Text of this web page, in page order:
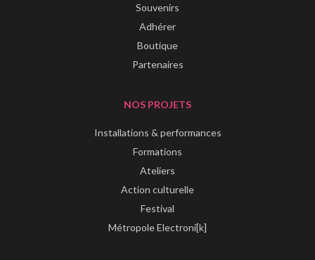
Souvenirs
Adhérer
Boutique
Partenaires
NOS PROJETS
Installations & performances
Formations
Ateliers
Action culturelle
Festival
Métropole Electroni[k]